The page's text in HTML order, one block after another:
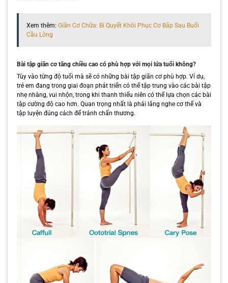
Xem thêm: Giãn Cơ Chữa: Bí Quyết Khôi Phục Cơ Bắp Sau Buổi
Cầu Lông
Bài tập giãn cơ tăng chiều cao có phù hợp với mọi lứa tuổi không?
Tùy vào từng độ tuổi mà sẽ có những bài tập giãn cơ phù hợp. Ví dụ,
trẻ em đang trong giai đoạn phát triển có thể tập trung vào các bài tập
nhẹ nhàng, vui nhộn, trong khi thanh thiếu niên có thể lựa chọn các bài
tập cường độ cao hơn. Quan trọng nhất là phải lắng nghe cơ thể và
tập luyện đúng cách để tránh chấn thương.